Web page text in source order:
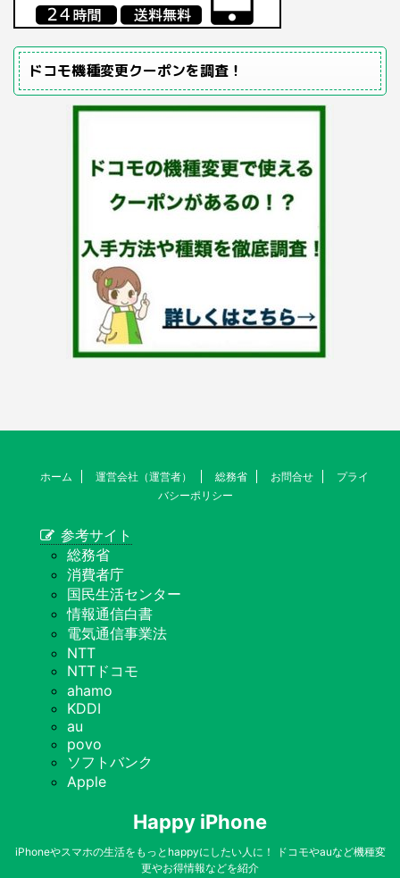
ドコモ機種変更クーポンを調査！
ホーム 運営会社（運営者） 総務省 お問合せ
プライ
バシーポリシー
参考サイト
総務省
消費者庁
国民生活センター
情報通信白書
電気通信事業法
NTT
NTTドコモ
ahamo
KDDI
au
povo
ソフトバンク
Apple
Happy iPhone
iPhoneやスマホの生活をもっとhappyにしたい人に！ ドコモやauなど機種変
更やお得情報などを紹介